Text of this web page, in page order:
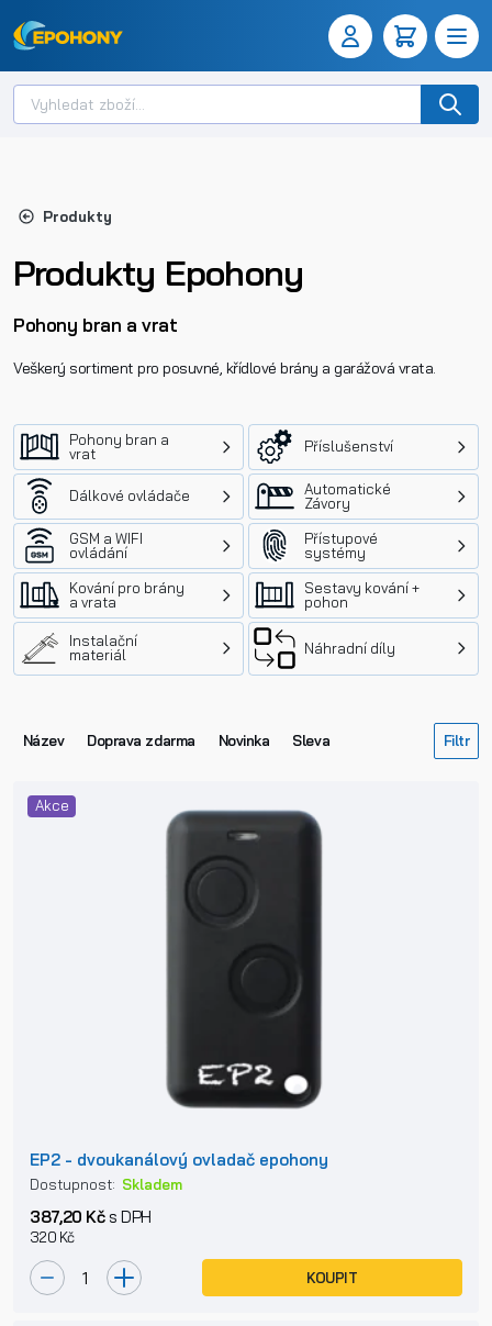
Produkty
Produkty Epohony
Pohony bran a vrat
Veškerý sortiment pro posuvné, křídlové brány a garážová vrata.
Pohony bran a
vrat
Příslušenství
Dálkové ovládače
Automatické
Závory
GSM a WIFI
ovládání
Přístupové
systémy
Kování pro brány
a vrata
Sestavy kování +
pohon
Instalační
materiál
Náhradní díly
Název Doprava zdarma Novinka Sleva
Akce
EP2 - dvoukanálový ovladač epohony
Dostupnost: Skladem
387,20 Kčs DPH
320 Kč
KOUPIT